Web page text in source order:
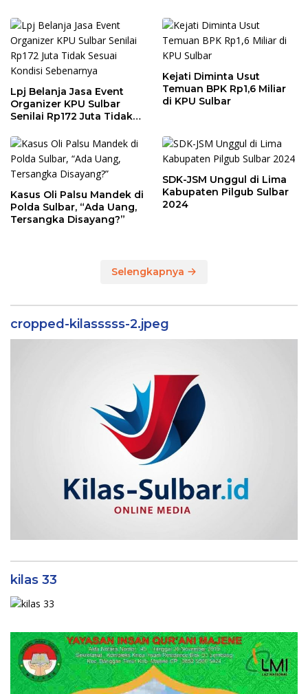
Lpj Belanja Jasa Event
Organizer KPU Sulbar
Senilai Rp172 Juta Tidak
Sebenarnya
Kejati Diminta Usut
Temuan BPK Rp1,6 Miliar
di KPU Sulbar
Kasus Oli Palsu Mandek di
Polda Sulbar, “Ada Uang,
Tersangka Disayang?”
SDK-JSM Unggul di Lima
Kabupaten Pilgub Sulbar
2024
Selengkapnya
cropped-kilasssss-2.jpeg
kilas 33